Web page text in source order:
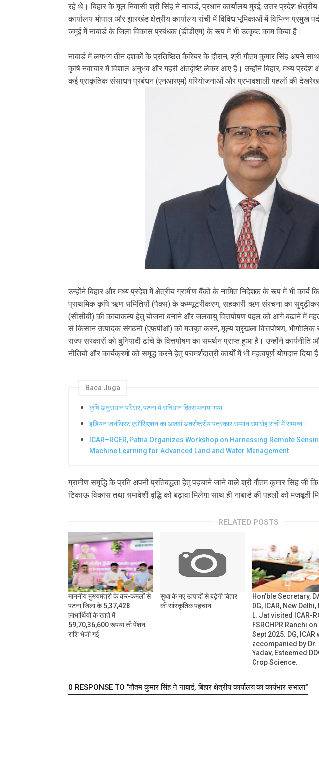
रहे थे। बिहार के मूल निवासी श्री सिंह ने नाबार्ड, प्रधान कार्यालय मुंबई, उत्तर प्रदेश
कार्यालय भोपाल और झारखंड क्षेत्रीय कार्यालय रांची में विविध भूमिकाओं में विभिन्न प्रमुख
जमुई में नाबार्ड के जिला विकास प्रबंधक (डीडीएम) के रूप में भी उत्कृष्ट काम किया है।
नाबार्ड में लगभग तीन दशकों के प्रतिष्ठित कैरियर के दौरान, श्री गौतम कुमार सिंह अपने
कृषि नवाचार में विशाल अनुभव और गहरी अंतर्दृष्टि लेकर आए हैं। उन्होंने बिहार, मध्य
कई प्राकृतिक संसाधन प्रबंधन (एनआरएम) परियोजनाओं और प्रभावशाली पहलों की देखरेख
उन्होंने बिहार और मध्य प्रदेश में क्षेत्रीय ग्रामीण बैंकों के नामित निदेशक के रूप में भी कार्य
प्राथमिक कृषि ऋण समितियों (पैक्स) के कम्प्यूटरीकरण, सहकारी ऋण संरचना का
(सीसीबी) की कायाकल्प हेतु योजना बनाने और जलवायु वित्तपोषण पहल को आगे बढ़ाने में
से किसान उत्पादक संगठनों (एफपीओ) को मजबूत करने, मूल्य श्रृंखला वित्तपोषण,
राज्य सरकारों को बुनियादी ढांचे के वित्तपोषण का समर्थन प्राप्त हुआ है। उन्होंने
नीतियों और कार्यक्रमों को समृद्ध करने हेतु परामर्शदात्री कार्यों में भी महत्वपूर्ण योगदान दिया
Baca Juga
कृषि अनुसंधान परिसर, पटना में संविधान दिवस मनाया गया
इंडियन जर्नलिस्ट एसोसिएशन का आठवां अंतर्राष्ट्रीय पत्रकार सम्मान समारोह रांची में सम्पन्न।
ICAR–RCER, Patna Organizes Workshop on Harnessing Remote
Machine Learning for Advanced Land and Water Management
ग्रामीण समृद्धि के प्रति अपनी प्रतिबद्धता हेतु पहचाने जाने वाले श्री गौतम कुमार सिंह जी कि
टिकाऊ विकास तथा समावेशी वृद्धि को बढ़ावा मिलेगा साथ ही नाबार्ड की पहलों को मजबूती
RELATED POSTS
माननीय मुख्यमंत्री के कर-कमलों से
पटना जिला के 5,37,428
लाभार्थियों के खाते में
59,70,36,600 रूपया की पेंशन
राशि भेजी गई
सुधा के नए उत्पादों से बढ़ेगी बिहार
की सांस्कृतिक पहचान
Hon’ble Secretary,
DG, ICAR, New Delhi,
L. Jat visited ICAR-
FSRCHPR Ranchi on
Sept 2025. DG, ICAR
accompanied by Dr.
Yadav, Esteemed
Crop Science.
0 RESPONSE TO "गौतम कुमार सिंह ने नाबार्ड, बिहार क्षेत्रीय कार्यालय का कार्यभार संभाला"